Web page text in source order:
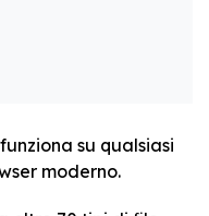
su qualsiasi
moderno.